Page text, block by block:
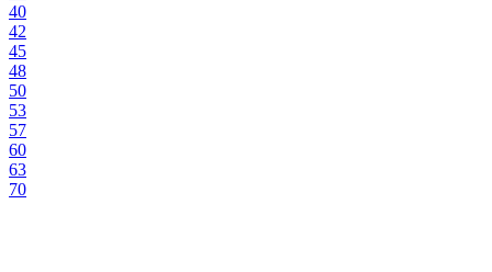
40
42
45
48
50
53
57
60
63
70